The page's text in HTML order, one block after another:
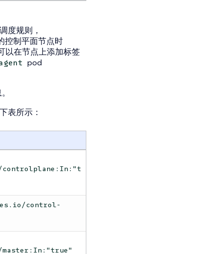
度规则，
控制平面节点时
以在节点上添加标签
pod
表所示：
controlplane:In:"t
control-